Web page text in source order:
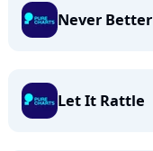
Never Better
Let It Rattle